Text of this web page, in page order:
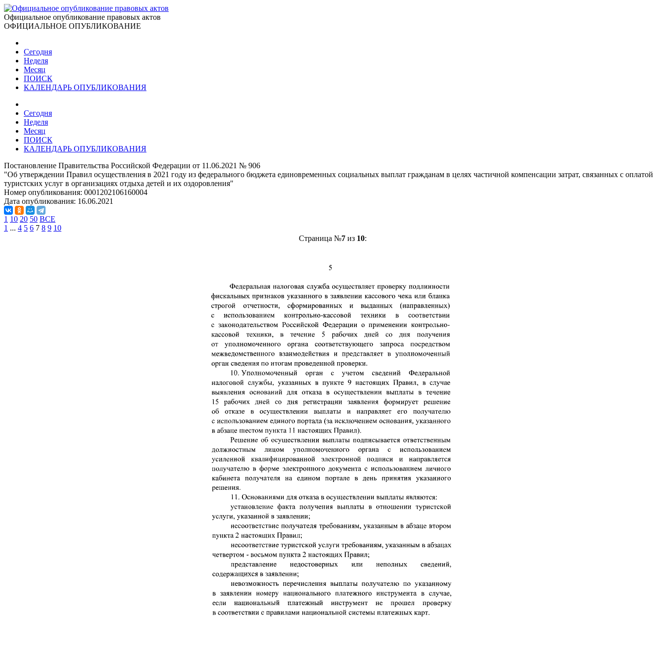
Официальное опубликование правовых актов
ОФИЦИАЛЬНОЕ ОПУБЛИКОВАНИЕ
Сегодня
Неделя
Месяц
ПОИСК
КАЛЕНДАРЬ ОПУБЛИКОВАНИЯ
Сегодня
Неделя
Месяц
ПОИСК
КАЛЕНДАРЬ ОПУБЛИКОВАНИЯ
Постановление Правительства Российской Федерации от 11.06.2021 № 906
"Об утверждении Правил осуществления в 2021 году из федерального бюджета единовременных социальных выплат гражданам в целях частичной компенсации затрат, связанных с оплатой
туристских услуг в организациях отдыха детей и их оздоровления"
Номер опубликования: 0001202106160004
Дата опубликования: 16.06.2021
1 10 20 50 ВСЕ
1 ... 4 5 6 7 8 9 10
Страница №7из 10: